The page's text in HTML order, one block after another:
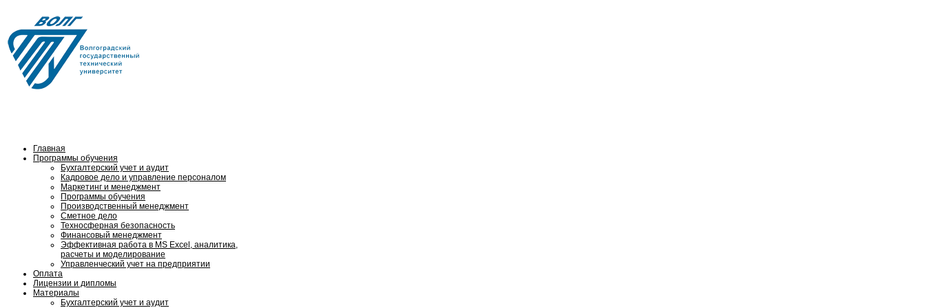
Главная
Программы обучения
Бухгалтерский учет и аудит
Кадровое дело и управление персоналом
Маркетинг и менеджмент
Программы обучения
Производственный менеджмент
Сметное дело
Техносферная безопасность
Финансовый менеджмент
Эффективная работа в MS Excel, аналитика,
расчеты и моделирование
Управленческий учет на предприятии
Оплата
Лицензии и дипломы
Материалы
Бухгалтерский учет и аудит